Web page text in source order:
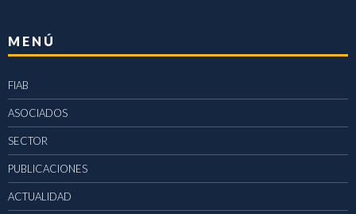
MENÚ
FIAB
ASOCIADOS
SECTOR
PUBLICACIONES
ACTUALIDAD